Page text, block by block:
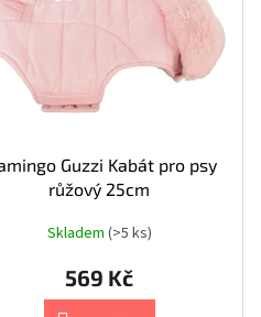
Guzzi Kabát pro psy
růžový 25cm
Skladem (>5 ks)
569 Kč